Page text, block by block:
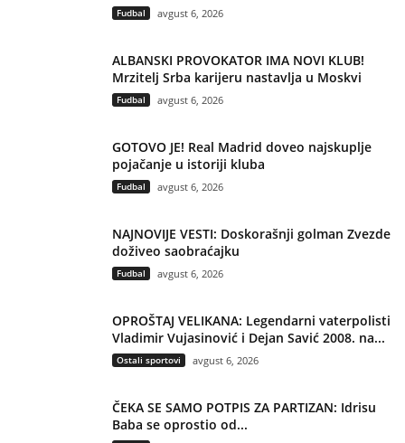
Fudbal avgust 6, 2026
ALBANSKI PROVOKATOR IMA NOVI KLUB!
Mrzitelj Srba karijeru nastavlja u Moskvi
Fudbal avgust 6, 2026
GOTOVO JE! Real Madrid doveo najskuplje
pojačanje u istoriji kluba
Fudbal avgust 6, 2026
NAJNOVIJE VESTI: Doskorašnji golman Zvezde
doživeo saobraćajku
Fudbal avgust 6, 2026
OPROŠTAJ VELIKANA: Legendarni vaterpolisti
Vladimir Vujasinović i Dejan Savić 2008. na...
Ostali sportovi avgust 6, 2026
ČEKA SE SAMO POTPIS ZA PARTIZAN: Idrisu
Baba se oprostio od...